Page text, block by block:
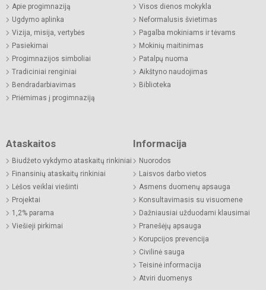
Apie progimnaziją
Ugdymo aplinka
Vizija, misija, vertybės
Pasiekimai
Progimnazijos simboliai
Tradiciniai renginiai
Bendradarbiavimas
Priėmimas į progimnaziją
Visos dienos mokykla
Neformalusis švietimas
Pagalba mokiniams ir tėvams
Mokinių maitinimas
Patalpų nuoma
Aikštyno naudojimas
Biblioteka
Ataskaitos
Biudžeto vykdymo ataskaitų rinkiniai
Finansinių ataskaitų rinkiniai
Lėšos veiklai viešinti
Projektai
1,2% parama
Viešieji pirkimai
Informacija
Nuorodos
Laisvos darbo vietos
Asmens duomenų apsauga
Konsultavimasis su visuomene
Dažniausiai užduodami klausimai
Pranešėjų apsauga
Korupcijos prevencija
Civilinė sauga
Teisinė informacija
Atviri duomenys